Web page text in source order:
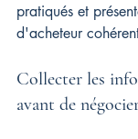
pratiqués et
d'acheteur
Collecter les
avant de